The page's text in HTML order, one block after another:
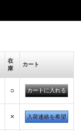
在
庫
カート
○
× 入荷連絡を希望